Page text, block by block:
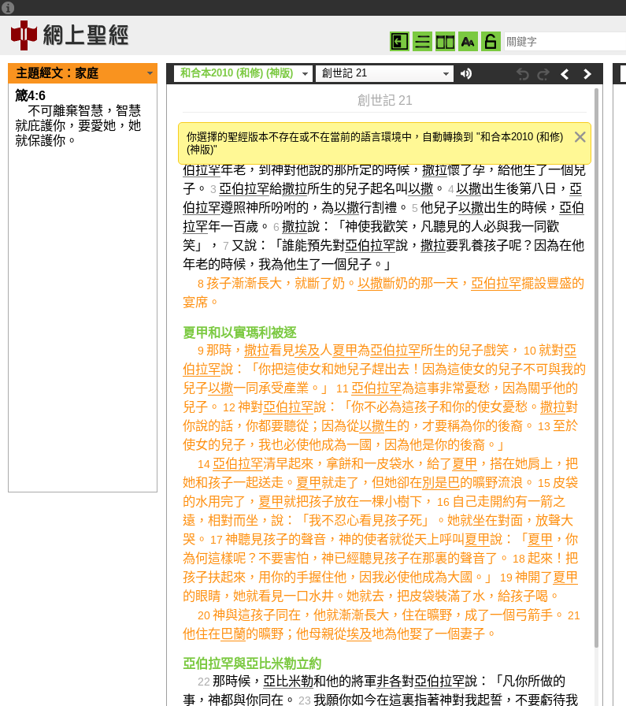
主題經文： 家庭
箴4:6
不可離棄智慧，智慧
就庇護你，要愛她，她
就保護你。
和合本2010 (和修) (神版) 創世記 21
創世記 21
以撒出生
1耶和華照著他所說的眷顧
伯拉罕年老，到神對他說的那所定的時候，撒拉懷了孕，給他生了一個兒
子。 3 亞伯拉罕給撒拉所生的兒子起名叫以撒。 4以撒出生後第八日， 亞
伯拉罕遵照神所吩咐的，為以撒行割禮。 5 他兒子以撒出生的時候， 亞伯
拉罕年一百歲。 6 撒拉說：「神使我歡笑，凡聽見的人必與我一同歡
笑」， 7 又說：「誰能預先對亞伯拉罕說， 撒拉要乳養孩子呢？因為在他
年老的時候，我為他生了一個兒子。」
8孩子漸漸長大，就斷了奶。以撒斷奶的那一天， 亞伯拉罕擺設豐盛的
宴席。
夏甲和以實瑪利被逐
9那時，撒拉看見埃及 人 夏甲為亞伯拉罕所生的兒子戲笑， 10就對亞
伯拉罕說：「你把這使女和她兒子趕出去！因為這使女的兒子不可與我的
兒子以撒一同承受產業。」 11 亞伯拉罕為這事非常憂愁，因為關乎他的
兒子。 12 神對亞伯拉罕說：「你不必為這孩子和你的使女憂愁。 撒拉對
你說的話，你都要聽從；因為從以撒生的，才要稱為你的後裔。 13 至於
使女的兒子，我也必使他成為一國，因為他是你的後裔。」
14 亞伯拉罕清早起來，拿餅和一皮袋水，給了夏甲 ，搭在她肩上，把
她和孩子一起送走。 夏甲就走了，但她卻在別是巴的曠野流浪。 15 皮袋
的水用完了， 夏甲就把孩子放在一棵小樹下， 16 自己走開約有一箭之
遠，相對而坐，說：「我不忍心看見孩子死」。她就坐在對面，放聲大
哭。 17 神聽見孩子的聲音，神的使者就從天上呼叫夏甲說：「夏甲 ，你
為何這樣呢？不要害怕，神已經聽見孩子在那裏的聲音了。 18起來！把
孩子扶起來，用你的手握住他，因我必使他成為大國。」
19神開了夏甲
的眼睛，她就看見一口水井。她就去，把皮袋裝滿了水，給孩子喝。
20神與這孩子同在，他就漸漸長大，住在曠野，成了一個弓箭手。 21
他住在巴蘭的曠野；他母親從埃及地為他娶了一個妻子。
亞伯拉罕與亞比米勒立約
22 那時候， 亞比米勒和他的將軍非各對亞伯拉罕說：「凡你所做的
事，神都與你同在。 23 我願你如今在這裏指著神對我起誓，不要虧待我
你選擇的聖經版本不存在或不在當前的語言環境中，自動轉換到 "和合本2010 (和修)
(神版)"